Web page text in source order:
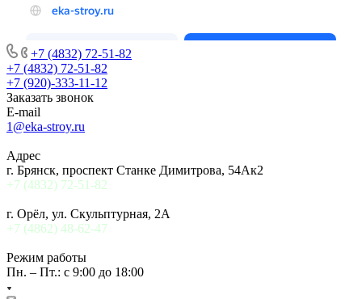
+7 (4832) 72-51-82
+7 (4832) 72-51-82
+7 (920)-333-11-12
Заказать звонок
E-mail
1@eka-stroy.ru
Адрес
г. Брянск, проспект Станке Димитрова, 54Ак2
+7 (4832) 72-51-82
г. Орёл, ул. Скульптурная, 2А
+7 (4862) 48-62-47
Режим работы
Пн. – Пт.: с 9:00 до 18:00